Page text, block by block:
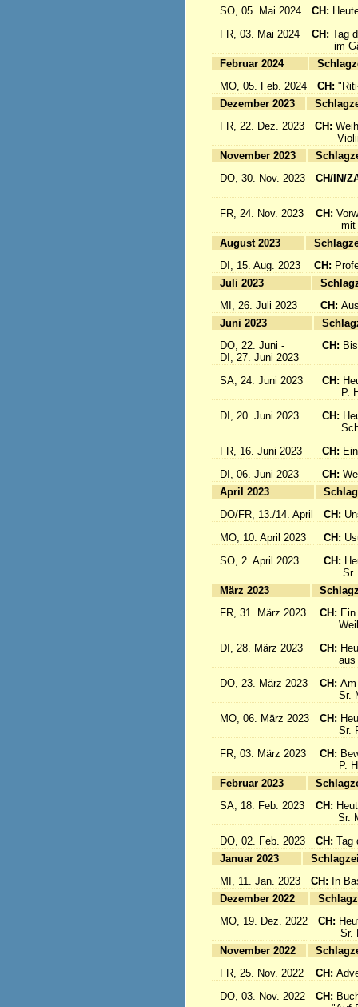
SO, 05. Mai 2024
CH:
FR, 03. Mai 2024
CH: Tag
im
Februar 2024
MO, 05. Feb. 2024
CH:
Dezember 2023
FR, 22. Dez. 2023
CH:
November 2023
DO, 30. Nov. 2023
CH/IN/
FR, 24. Nov. 2023
CH:
mit
August 2023
DI, 15. Aug. 2023
CH:
Juli 2023
MI, 26. Juli 2023
CH:
Juni 2023
DO, 22. Juni -
DI, 27. Juni 2023
CH:
SA, 24. Juni 2023 CH:
P.
DI, 20. Juni 2023
CH:
FR, 16. Juni 2023
CH:
DI, 06. Juni 2023
CH:
April 2023
DO/FR, 13./14. April
CH:
MO, 10. April 2023
CH:
SO, 2. April 2023
CH:
Sr.
März 2023
FR, 31. März 2023
CH:
DI, 28. März 2023
CH:
aus
DO, 23. März 2023
CH:
Sr.
MO, 06. März 2023
CH:
Sr.
FR, 03. März 2023
CH:
P.
Februar 2023
SA, 18. Feb. 2023
CH:
Sr.
DO, 02. Feb. 2023
CH: Tag
Januar 2023
MI, 11. Jan. 2023
CH: In
Dezember 2022
MO, 19. Dez. 2022
CH:
Sr.
November 2022
FR, 25. Nov. 2022
CH:
DO, 03. Nov. 2022
CH: